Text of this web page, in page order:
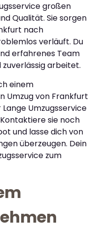
großen
Qualität. Sie sorgen
nach
verläuft. Du
erfahrenes Team
zuverlässig arbeitet.
einem
Umzug von Frankfurt
Umzugsservice
sie noch
und lasse dich von
überzeugen. Dein
zum